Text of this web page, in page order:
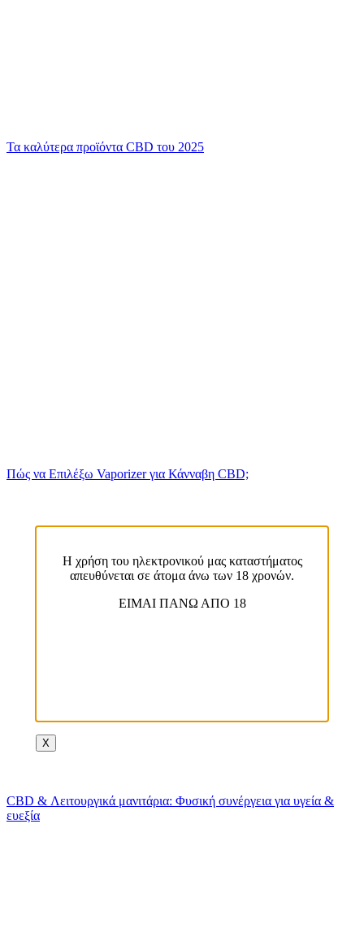
Τα καλύτερα προϊόντα CBD του 2025
Πώς να Επιλέξω Vaporizer για Κάνναβη CBD;
CBD & Λειτουργικά μανιτάρια: Φυσική συνέργεια για υγεία &
ευεξία
Η χρήση του ηλεκτρονικού μας καταστήματος
απευθύνεται σε άτομα άνω των 18 χρονών.
EIMAI ΠΑΝΩ ΑΠΟ 18
Χ